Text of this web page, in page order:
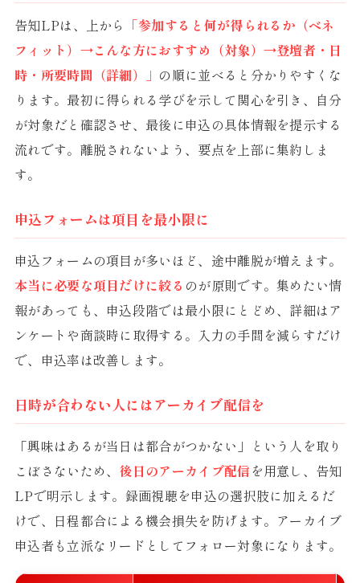
告知LPは、上から 「参加すると何が得られるか（ベネ
フィット）→こんな方におすすめ（対象）→登壇者・日
時・所要時間（詳細）」 の順に並べると分かりやすくな
ります。最初に得られる学びを示して関心を引き、自分
が対象だと確認させ、最後に申込の具体情報を提示する
流れです。離脱されないよう、要点を上部に集約しま
す。
申込フォームは項目を最小限に
申込フォームの項目が多いほど、途中離脱が増えます。
本当に必要な項目だけに絞る のが原則です。集めたい情
報があっても、申込段階では最小限にとどめ、詳細はア
ンケートや商談時に取得する。入力の手間を減らすだけ
で、申込率は改善します。
日時が合わない人にはアーカイブ配信を
「興味はあるが当日は都合がつかない」という人を取り
こぼさないため、 後日のアーカイブ配信を用意し、告知
LPで明示します。録画視聴を申込の選択肢に加えるだ
けで、日程都合による機会損失を防げます。アーカイブ
申込者も立派なリードとしてフォロー対象になります。